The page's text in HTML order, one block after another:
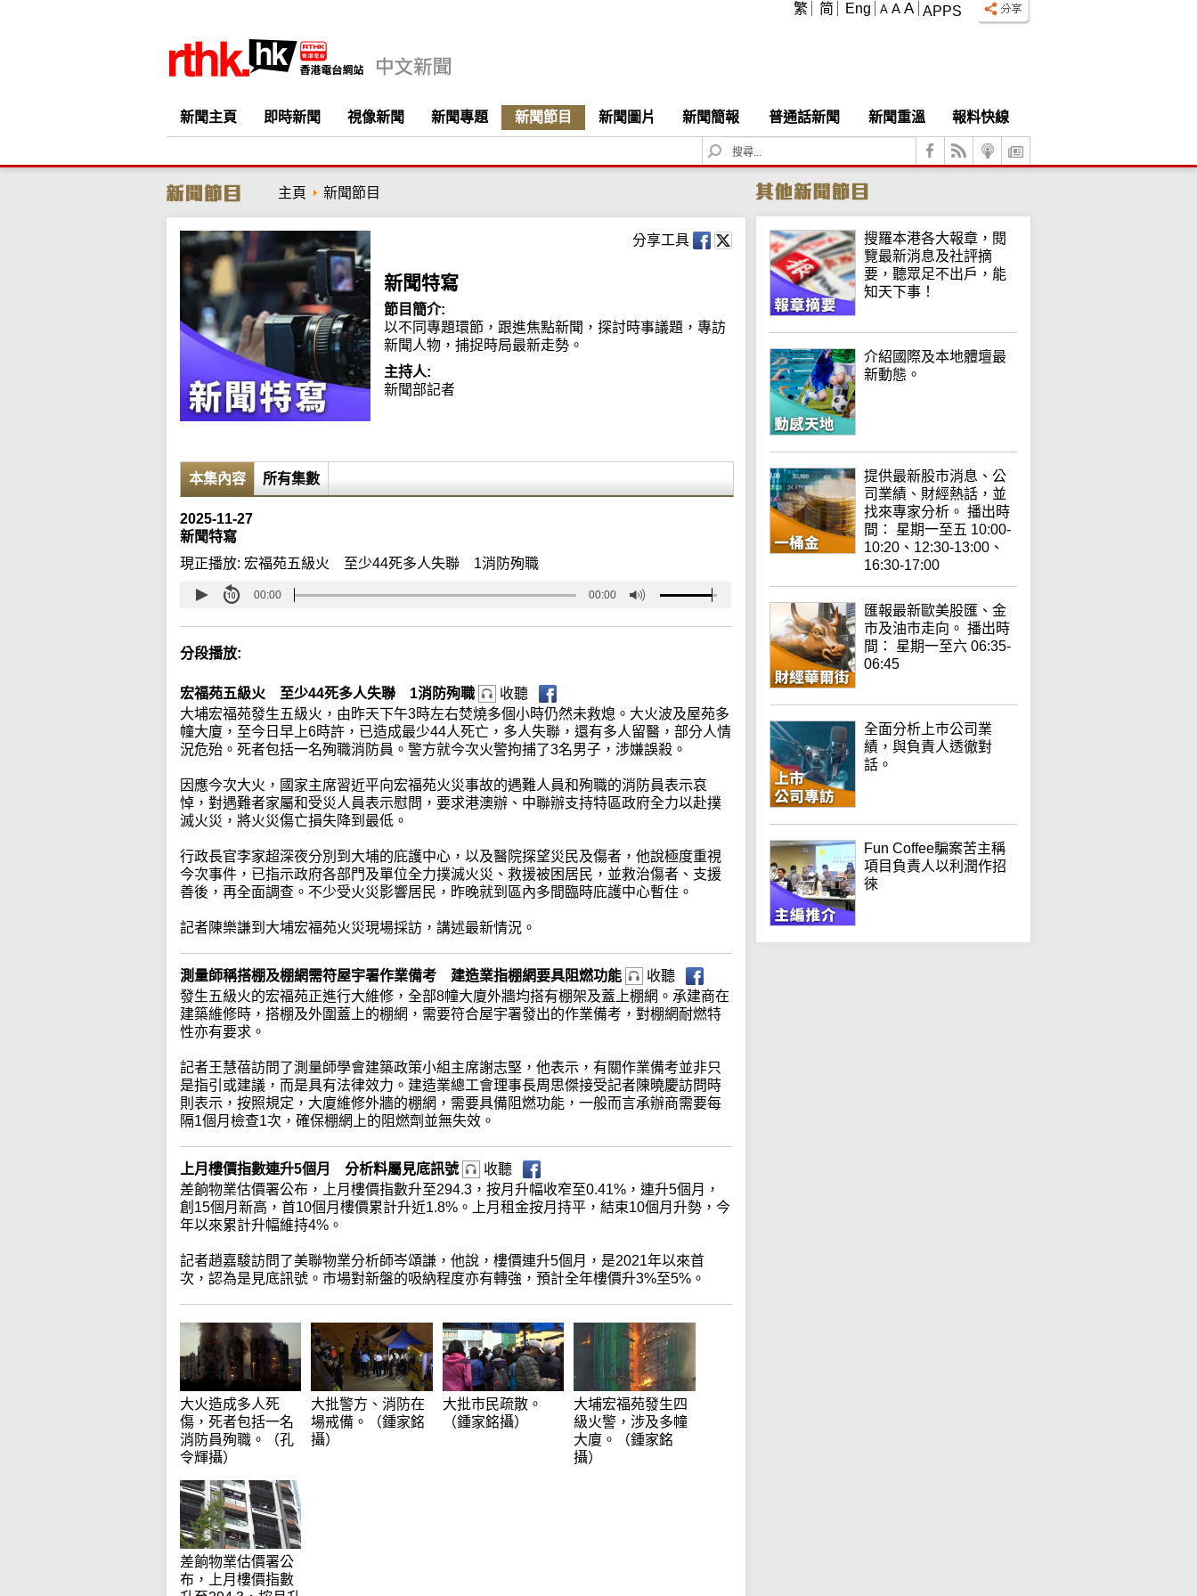
APPS
A A A
繁 简 Eng
新聞主頁 即時新聞 視像新聞 新聞專題 新聞節目 新聞圖片 新聞簡報 普通話新聞 新聞重溫
報料快線
S
e
c
h
主頁 新聞節目
分享工具
新聞特寫
節目簡介:
以不同專題環節，跟進焦點新聞，探討時事議題，專訪
新聞人物，捕捉時局最新走勢。
主持人:
新聞部記者
本集內容 所有集數
2025-11-27
新聞特寫
現正播放: 宏福苑五級火 至少44死多人失聯 1消防殉職
00:00 00:00
分段播放:
宏福苑五級火 至少44死多人失聯 1消防殉職
收聽
大埔宏福苑發生五級火，由昨天下午3時左右焚燒多個小時仍然未救熄。大火波及屋苑多
幢大廈，至今日早上6時許，已造成最少44人死亡，多人失聯，還有多人留醫，部分人情
況危殆。死者包括一名殉職消防員。警方就今次火警拘捕了3名男子，涉嫌誤殺。
因應今次大火，國家主席習近平向宏福苑火災事故的遇難人員和殉職的消防員表示哀
悼，對遇難者家屬和受災人員表示慰問，要求港澳辦、中聯辦支持特區政府全力以赴撲
滅火災，將火災傷亡損失降到最低。
行政長官李家超深夜分別到大埔的庇護中心，以及醫院探望災民及傷者，他說極度重視
今次事件，已指示政府各部門及單位全力撲滅火災、救援被困居民，並救治傷者、支援
善後，再全面調查。不少受火災影響居民，昨晚就到區內多間臨時庇護中心暫住。
記者陳樂謙到大埔宏福苑火災現場採訪，講述最新情況。
測量師稱搭棚及棚網需符屋宇署作業備考 建造業指棚網要具阻燃功能
收聽
發生五級火的宏福苑正進行大維修，全部8幢大廈外牆均搭有棚架及蓋上棚網。承建商在
建築維修時，搭棚及外圍蓋上的棚網，需要符合屋宇署發出的作業備考，對棚網耐燃特
性亦有要求。
記者王慧蓓訪問了測量師學會建築政策小組主席謝志堅，他表示，有關作業備考並非只
是指引或建議，而是具有法律效力。建造業總工會理事長周思傑接受記者陳曉慶訪問時
則表示，按照規定，大廈維修外牆的棚網，需要具備阻燃功能，一般而言承辦商需要每
隔1個月檢查1次，確保棚網上的阻燃劑並無失效。
上月樓價指數連升5個月 分析料屬見底訊號
收聽
差餉物業估價署公布，上月樓價指數升至294.3，按月升幅收窄至0.41%，連升5個月，
創15個月新高，首10個月樓價累計升近1.8%。上月租金按月持平，結束10個月升勢，今
年以來累計升幅維持4%。
記者趙嘉駿訪問了美聯物業分析師岑頌謙，他說，樓價連升5個月，是2021年以來首
次，認為是見底訊號。市場對新盤的吸納程度亦有轉強，預計全年樓價升3%至5%。
大火造成多人死
傷，死者包括一名
消防員殉職。（孔
令輝攝）
大批警方、消防在
場戒備。（鍾家銘
攝）
大批市民疏散。
（鍾家銘攝）
大埔宏福苑發生四
級火警，涉及多幢
大廈。（鍾家銘
攝）
差餉物業估價署公
布，上月樓價指數
搜羅本港各大報章，閱
覽最新消息及社評摘
要，聽眾足不出戶，能
知天下事！
介紹國際及本地體壇最
新動態。
提供最新股市消息、公
司業績、財經熱話，並
找來專家分析。 播出時
間： 星期一至五 10:00-
10:20、12:30-13:00、
16:30-17:00
匯報最新歐美股匯、金
市及油市走向。 播出時
間： 星期一至六 06:35-
06:45
全面分析上巿公司業
績，與負責人透徹對
話。
Fun Coffee騙案苦主稱
項目負責人以利潤作招
徠